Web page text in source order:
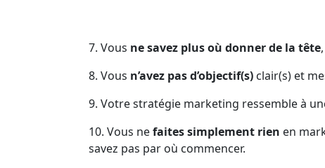
7. Vous ne savez plusoù donner de la tête
8. Vous n’avez pas d’objectif(s) clair(s) et
9. Votre stratégie marketing ressemble à
10. Vous nefaites simplement rien en
savez pas par où commencer.